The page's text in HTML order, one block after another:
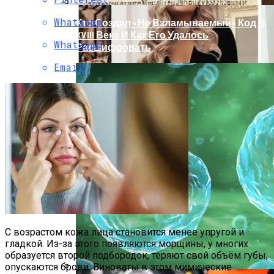
Раскрась Свой Год: Какой Цвет
Принесет Тебе Успех В 2026 Году По
Знаку Зодиака
Кто Создал «не Взламываемый» Код В
XVIII Веке И Как Его Удалось
Расшифровать
Whatsapp
Whatsapp
Email
С возрастом кожа лица становится менее упругой и
гладкой. Из-за этого появляются морщины, у многих
образуется второй подбородок, теряют свой объём губы,
опускаются брови. Виноваты в этом мимические